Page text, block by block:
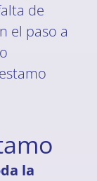
de
el paso a
la